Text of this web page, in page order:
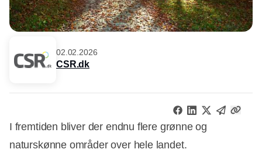
02.02.2026
CSR.dk
I fremtiden bliver der endnu flere grønne og
naturskønne områder over hele landet.